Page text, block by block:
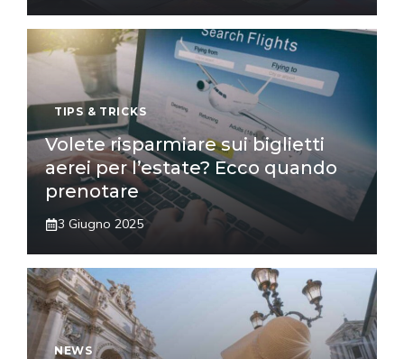
TIPS & TRICKS
Volete risparmiare sui biglietti
aerei per l’estate? Ecco quando
prenotare
3 Giugno 2025
NEWS